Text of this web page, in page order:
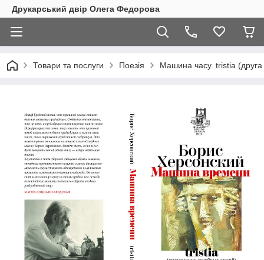
Друкарський двір Олега Федорова
Товари та послуги Поезія Машина часу. tristia (друга